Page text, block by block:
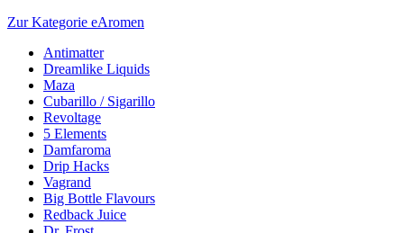
Zur Kategorie eAromen
Antimatter
Dreamlike Liquids
Maza
Cubarillo / Sigarillo
Revoltage
5 Elements
Damfaroma
Drip Hacks
Vagrand
Big Bottle Flavours
Redback Juice